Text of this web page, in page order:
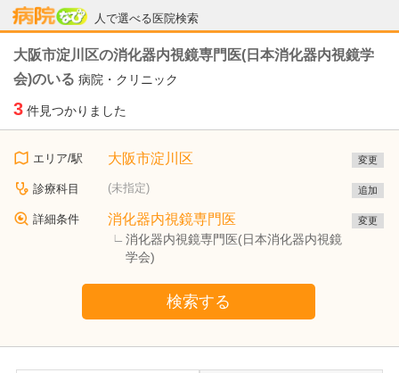
人で選べる医院検索
病院なび
大阪市淀川区の消化器内視鏡専門医(日本消化器内視鏡学
会)のいる 病院・クリニック
3 件見つかりました
エリア/駅 大阪市淀川区 変更
診療科目 (未指定) 追加
詳細条件 消化器内視鏡専門医
消化器内視鏡専門医(日本消化器内視鏡
学会)
変更
検索する